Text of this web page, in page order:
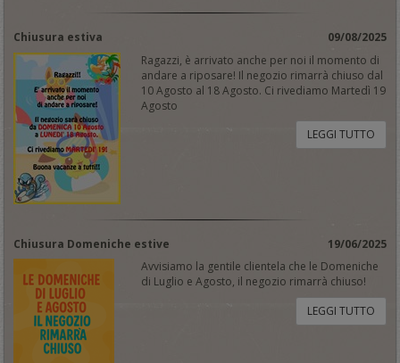
Chiusura estiva
09/08/2025
Ragazzi, è arrivato anche per noi il momento di
andare a riposare! Il negozio rimarrà chiuso dal
10 Agosto al 18 Agosto. Ci rivediamo Martedì 19
Agosto
LEGGI TUTTO
Chiusura Domeniche estive
19/06/2025
Avvisiamo la gentile clientela che le Domeniche
di Luglio e Agosto, il negozio rimarrà chiuso!
LEGGI TUTTO